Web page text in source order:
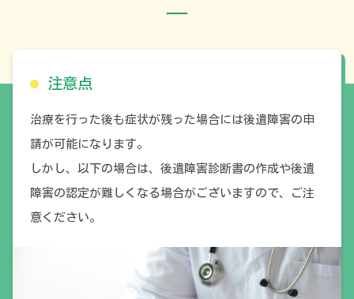
注意点
治療を行った後も症状が残った場合には後遺障害の申
請が可能になります。
しかし、以下の場合は、後遺障害診断書の作成や後遺
障害の認定が難しくなる場合がございますので、ご注
意ください。